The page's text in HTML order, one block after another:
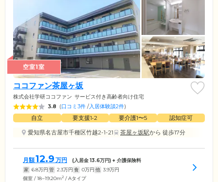
空室1室
ココファン茶屋ヶ坂
株式会社学研ココファン サービス付き高齢者向け住宅
3.8 (口コミ3件 /入居体験談2件)
自立 要支援1•2 要介護1〜5
認知症可
愛知県名古屋市千種区竹越2-1-21
茶屋ヶ坂駅から 徒歩17分
月額12.9 万円 (入居金13.6万円) + 介護保険料
家 6.8万円 管 2.3万円 食 0万円 他 3.9万円
個室 / 18~19.20m2 / Aタイプ